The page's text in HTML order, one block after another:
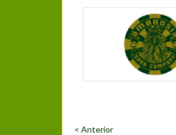
< Anterior